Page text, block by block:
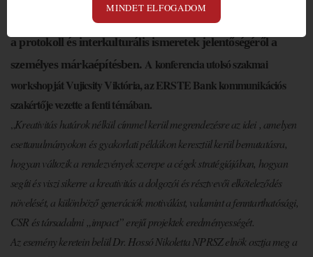
Az NPRSZ képviseletében Dr. Hossó Nikoletta elnök beszélt
a protokoll és interkulturális ismeretek jelentőségéről a
személyes márkaépítésben. A konferencia utolsó szakmai
workshopját Vujicsity Viktória, az ERSTE Bank kommunikációs
szakértője vezette a fenti témában.
Kreativitás határok nélkül címmel kerül megrendezésre az idei , amelyen
esettanulmányokon és gyakorlati példákon keresztül kerül bemutatásra,
hogyan változik a rendezvények szerepe a cégek stratégiájában, hogyan
segíti és viszi sikerre a kreativitás a dolgozói és résztvevői elköteleződés
növelését, a különböző generációk motiválást, valamint a fenntarthatósági,
CSR és társadalmi „impact” erejű projektek eredményességét.
Az esemény keretein belül Dr. Hossó Nikoletta NPRSZ elnök osztja meg a
MINDET ELFOGADOM